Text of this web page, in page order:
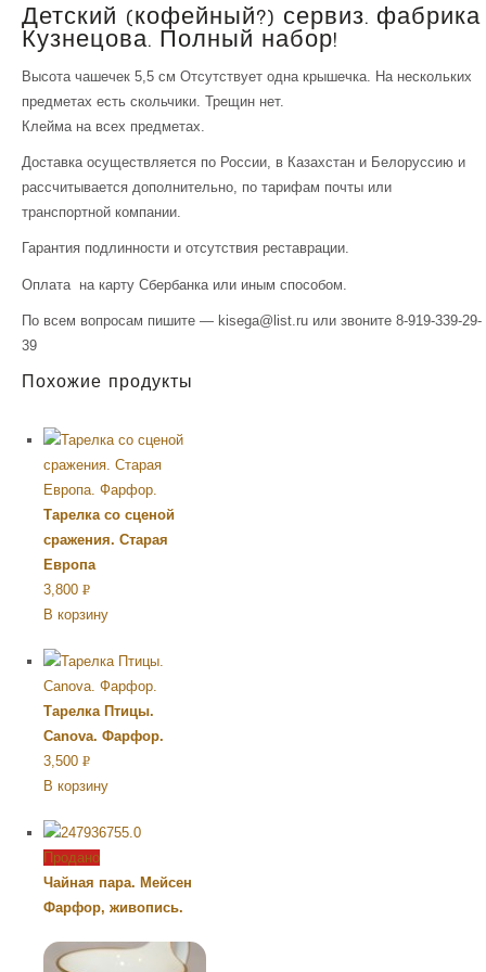
Детский (кофейный?) сервиз. фабрика
Кузнецова. Полный набор!
Высота чашечек 5,5 см Отсутствует одна крышечка. На нескольких
предметах есть скольчики. Трещин нет.
Клейма на всех предметах.
Доставка осуществляется по России, в Казахстан и Белоруссию и
рассчитывается дополнительно, по тарифам почты или
транспортной компании.
Гарантия подлинности и отсутствия реставрации.
Оплата на карту Сбербанка или иным способом.
По всем вопросам пишите — kisega@list.ru или звоните 8-919-339-29-
39
Похожие продукты
Тарелка со сценой
сражения. Старая
Европа
3,800 Р
УБ.
В корзину
Тарелка Птицы.
Canova. Фарфор.
3,500 Р
УБ.
В корзину
Продано
Чайная пара. Мейсен
Фарфор, живопись.